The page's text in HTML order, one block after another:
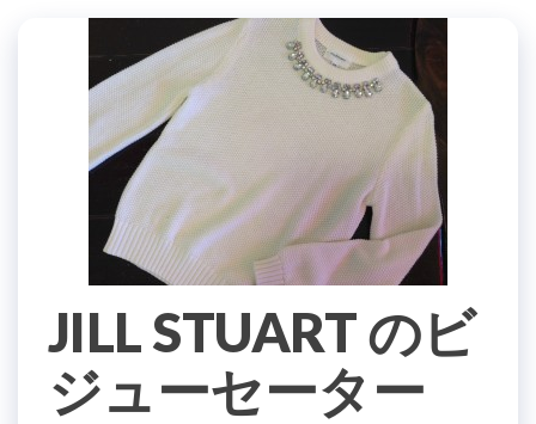
JILL STUART のビ
ジューセーター